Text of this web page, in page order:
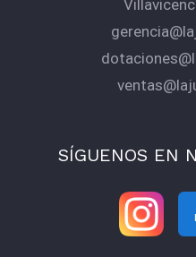
SÍGUENOS EN